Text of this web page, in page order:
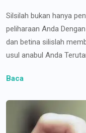
Silsilah bukan hanya
peliharaan Anda
dan betina silislah
usul anabul Anda
Baca